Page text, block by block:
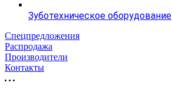
Зуботехническое оборудование
Спецпредложения
Распродажа
Производители
Контакты